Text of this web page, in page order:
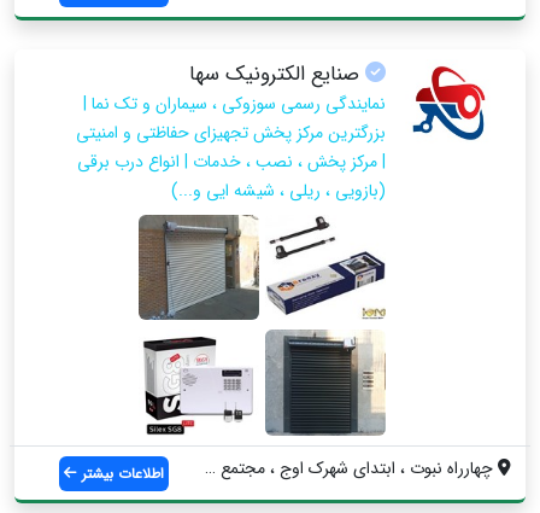
صنایع الکترونیک سها
نمایندگی رسمی سوزوکی ، سیماران و تک نما |
بزرگترین مرکز پخش تجهیزای حفاظتی و امنیتی
| مرکز پخش ، نصب ، خدمات | انواع درب برقی
(بازویی ، ریلی ، شیشه ایی و...)
چهارراه نبوت ، ابتدای شهرک اوج ، مجتمع ت... اطلاعات بیشتر